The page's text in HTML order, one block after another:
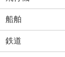
船舶
鉄道